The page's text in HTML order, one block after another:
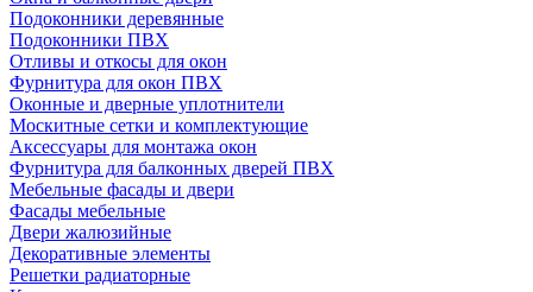
Подоконники деревянные
Подоконники ПВХ
Отливы и откосы для окон
Фурнитура для окон ПВХ
Оконные и дверные уплотнители
Москитные сетки и комплектующие
Аксессуары для монтажа окон
Фурнитура для балконных дверей ПВХ
Мебельные фасады и двери
Фасады мебельные
Двери жалюзийные
Декоративные элементы
Решетки радиаторные